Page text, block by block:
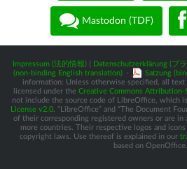
Mastodon (TDF)
Impressum (法的情報) Datenschutzerklärung (プ
(non-binding English translation) - Satzung
information: Unless otherwise specified, all text
licensed under the Creative Commons Attribution-
not include the source code of LibreOffice, which
License v2.0 . “LibreOffice” and “The Document
of their corresponding registered owners or are in
more countries. Their respective logos and
copyright laws. Use thereof is explained in our
based on